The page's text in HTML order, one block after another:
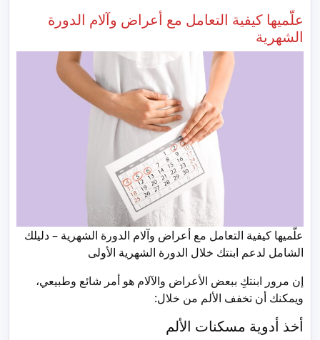
علّميها كيفية التعامل مع أعراض وآلام الدورة
الشهرية
علّميها كيفية التعامل مع أعراض وآلام الدورة الشهرية – دليلك
الشامل لدعم ابنتك خلال الدورة الشهرية الأولى
إن مرور ابنتكِ ببعض الأعراض والآلام هو أمر شائع وطبيعي،
ويمكنك أن تخفف الألم من خلال:
أخذ أدوية مسكنات الألم